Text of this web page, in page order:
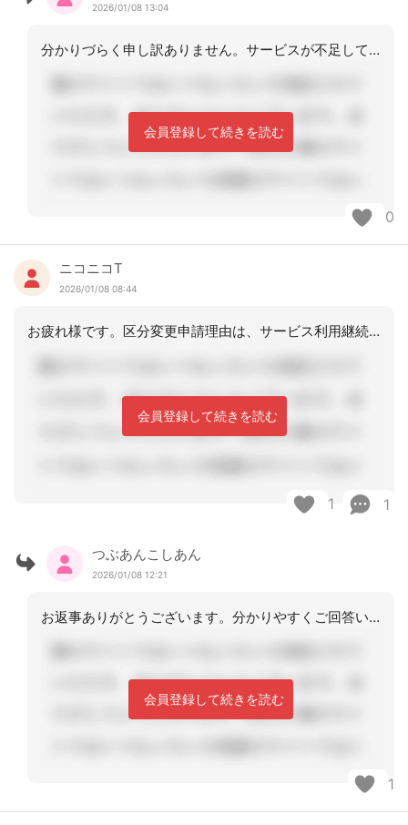
2026/01/08 13:04
分かりづらく申し訳ありません。サービスが不足してしまうので、今回の結果に対して本
会員登録して続きを読む
0
ニコニコT
2026/01/08 08:44
お疲れ様です。区分変更申請理由は、サービス利用継続希望でよいかと。Q1→本来は２
会員登録して続きを読む
1 1
つぶあんこしあん
2026/01/08 12:21
お返事ありがとうございます。分かりやすくご回答いただき、勉強になりました。ありが
会員登録して続きを読む
1